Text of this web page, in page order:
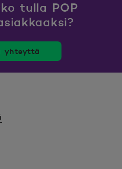
tulla POP
yhteyttä